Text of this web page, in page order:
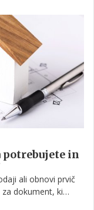
potrebujete in
ali obnovi prvič
dokument, ki